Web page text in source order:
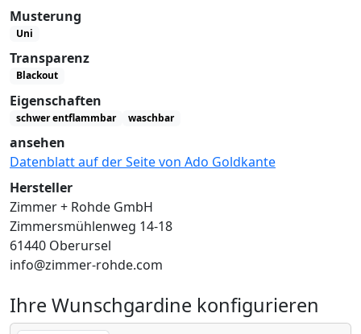
Musterung
Uni
Transparenz
Blackout
Eigenschaften
schwer entflammbar waschbar
ansehen
Datenblatt auf der Seite von Ado Goldkante
Hersteller
Zimmer + Rohde GmbH
Zimmersmühlenweg 14-18
61440 Oberursel
info@zimmer-rohde.com
Ihre Wunschgardine konfigurieren